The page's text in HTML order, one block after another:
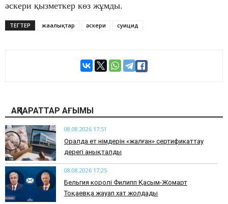
әскери қызметкер көз жұмды.
ТЕГТЕР жаңалықтар әскери суицид
АҚПАРАТТАР АҒЫМЫ
08.08.2026 17:51
Оралда ет өнімдерін «жалған» сертификаттау
дерегі анықталды
08.08.2026 17:25
Бельгия королі Филипп Қасым-Жомарт
Тоқаевқа жауап хат жолдады